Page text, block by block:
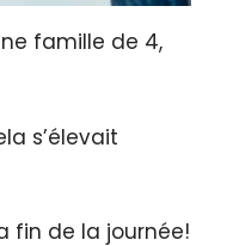
famille de 4,
s’élevait
fin de la journée!